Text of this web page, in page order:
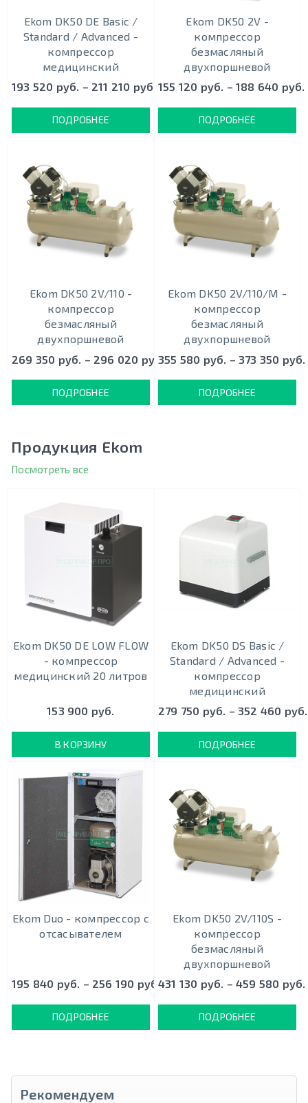
Ekom DK50 DE Basic /
Standard / Advanced -
компрессор
медицинский
193 520 руб. – 211 210 руб.
ПОДРОБНЕЕ
Ekom DK50 2V -
кoмпрeccoр
безмасляный
двухпоршневой
155 120 руб. – 188 640 руб.
ПОДРОБНЕЕ
Ekom DK50 2V/110 -
кoмпрeccoр
безмасляный
двухпоршневой
269 350 руб. – 296 020 руб.
ПОДРОБНЕЕ
Ekom DK50 2V/110/M -
кoмпрeccoр
безмасляный
двухпоршневой
355 580 руб. – 373 350 руб.
ПОДРОБНЕЕ
Продукция Ekom
Посмотреть все
Ekom DK50 DE LOW FLOW
- компрессор
медицинский 20 литров
153 900 руб.
В КОРЗИНУ
Ekom DK50 DS Basic /
Standard / Advanced -
компрессор
медицинский
279 750 руб. – 352 460 руб.
ПОДРОБНЕЕ
Ekom Duo - кoмпрeccoр c
oтcacывaтeлeм
195 840 руб. – 256 190 руб.
ПОДРОБНЕЕ
Ekom DK50 2V/110S -
кoмпрeccoр
безмасляный
двухпоршневой
431 130 руб. – 459 580 руб.
ПОДРОБНЕЕ
Рекомендуем